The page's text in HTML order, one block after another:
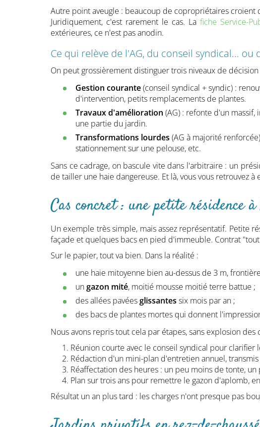
Autre point aveugle : beaucoup de copropriétaires
Juridiquement, c'est rarement le cas. La fiche Service-
extérieures, ce n'est pas anodin.
Ce qui relève de l'AG, du conseil syndical... ou
On peut grossièrement distinguer trois niveaux de décision
Gestion courante(conseil syndical + syndic) :
d'intervention, petits remplacements de plantes.
Travaux d'amélioration (AG) : refonte d'un
une partie du jardin.
Transformations lourdes (AG à majorité
stationnement sur une pelouse, etc.
Sans ce cadrage, on bascule vite dans l'arbitraire : un
de tailler une haie dangereuse. Et là, vous vous retrouvez
Cas concret : une petite
Un exemple très simple, mais assez représentatif. Petite
façade et quelques bacs en pied d'immeuble. Contrat
Sur le papier, tout va bien. Dans la réalité :
une haie mitoyenne bien au-dessus de 3 m,
ungazon mité, moitié mousse moitié terre battue ;
des allées pavéesglissantes six mois par an ;
des bacs de plantes mortes qui donnent
Nous avons repris tout cela par étapes, sans explosion des
Réunion courte avec le conseil syndical pour
Rédaction d'un mini-plan d'entretien annuel,
Réaffectation des heures : un peu moins de tonte,
Plan sur trois ans pour remettre le gazon d'aplomb,
Résultat un an plus tard : les charges n'ont presque pas